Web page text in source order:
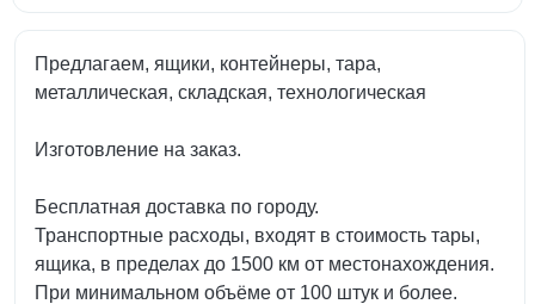
Предлагаем, ящики, контейнеры, тара,
металлическая, складская, технологическая
Изготовление на заказ.
Бесплатная доставка по городу.
Транспортные расходы, входят в стоимость тары,
ящика, в пределах до 1500 км от местонахождения.
При минимальном объёме от 100 штук и более.